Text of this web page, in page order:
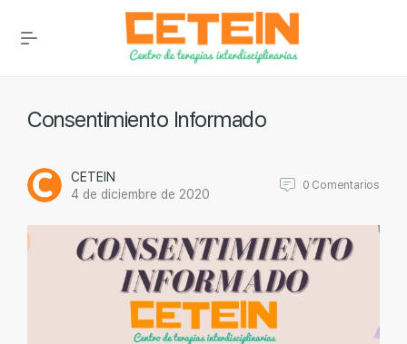
Consentimiento Informado
CETEIN
4 de diciembre de 2020
0 Comentarios